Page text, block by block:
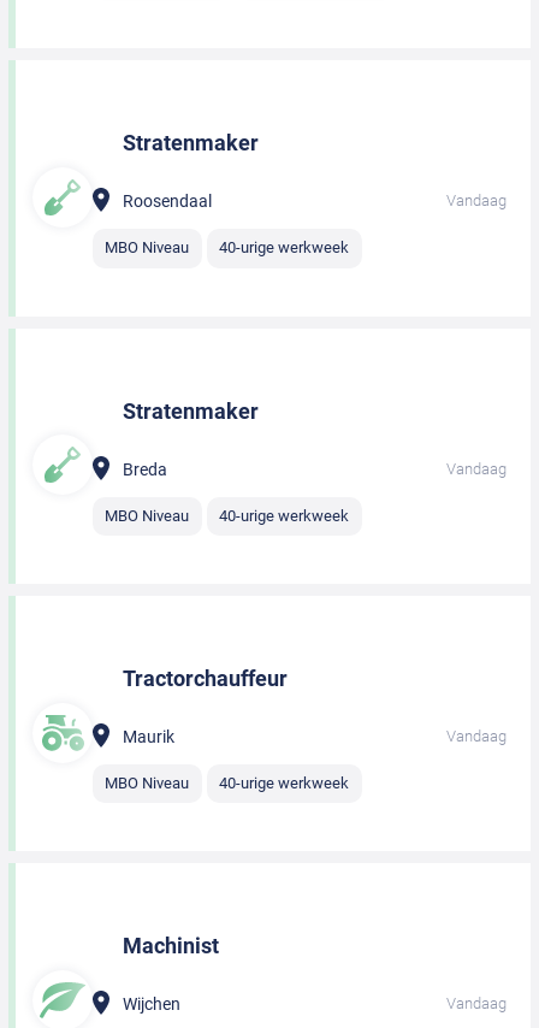
Stratenmaker
Roosendaal Vandaag
MBO Niveau 40-urige werkweek
Stratenmaker
Breda Vandaag
MBO Niveau 40-urige werkweek
Tractorchauffeur
Maurik Vandaag
MBO Niveau 40-urige werkweek
Machinist
Wijchen Vandaag